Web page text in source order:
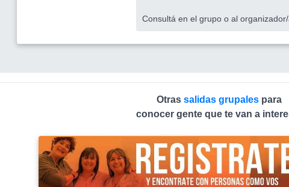
Consultá en el grupo o al
Otras salidas grupales para
conocer gente que te van a